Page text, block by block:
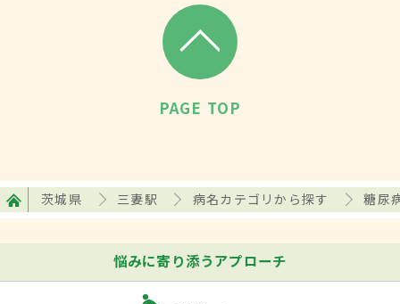
PAGE TOP
茨城県 三妻駅 病名カテゴリから探す 糖尿
悩みに寄り添うアプローチ